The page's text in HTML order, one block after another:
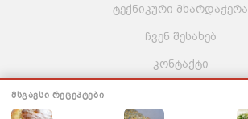
ᲛᲡᲒᲐᲕᲡᲘ ᲠᲔᲪᲔᲞᲢᲔᲑᲘ
ჩვენ შესახებ
კონტაქტი
ტექნიკური მხარდაჭერა